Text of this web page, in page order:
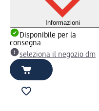
Informazioni
Disponibile per la
consegna
seleziona il negozio dm